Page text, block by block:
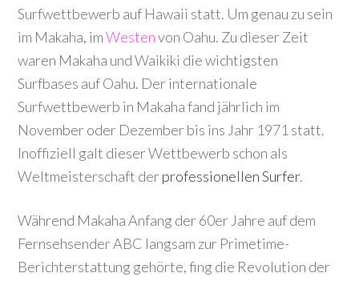
Surfwettbewerb auf Hawaii statt. Um genau zu sein
im Makaha, imWestenvon Oahu. Zu dieser Zeit
waren Makaha und Waikiki die wichtigsten
Surfbases auf Oahu. Der internationale
Surfwettbewerb in Makaha fand jährlich im
November oder Dezember bis ins Jahr 1971 statt.
Inoffiziell galt dieser Wettbewerb schon als
Weltmeisterschaft derprofessionellen Surfer.
Während Makaha Anfang der 60er Jahre auf dem
Fernsehsender ABC langsam zur Primetime-
Berichterstattung gehörte, fing die Revolution der